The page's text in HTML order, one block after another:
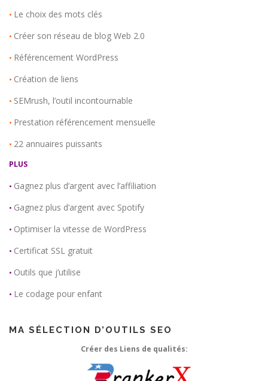
• Le choix des mots clés
• Créer son réseau de blog Web 2.0
• Référencement WordPress
• Création de liens
• SEMrush, l’outil incontournable
• Prestation référencement mensuelle
• 22 annuaires puissants
PLUS
• Gagnez plus d’argent avec l’affiliation
• Gagnez plus d’argent avec Spotify
• Optimiser la vitesse de WordPress
• Certificat SSL gratuit
• Outils que j’utilise
• Le codage pour enfant
MA SÉLECTION D’OUTILS SEO
Créer des Liens de qualités: